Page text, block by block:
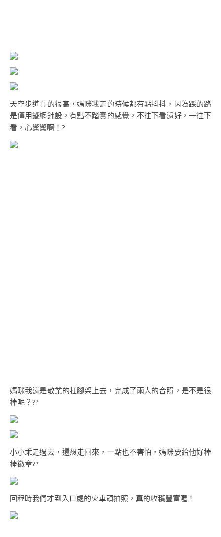
天空步道真的很高，媽咪我走的時候都有點抖抖，因為踩的路
是僅用鐵網鋪設，有點不踏實的感覺，不往下看還好，一往下
看，心驚驚啊！?
媽咪我還是敬業的扛腳架上去，完成了兩人的合照，是不是很
棒呢？??
小小乖走過去，還想走回來，一點也不害怕，媽咪要給他好棒
棒徽章??
回程時我們才到入口處的火車頭拍照，真的收穫豐富喔！